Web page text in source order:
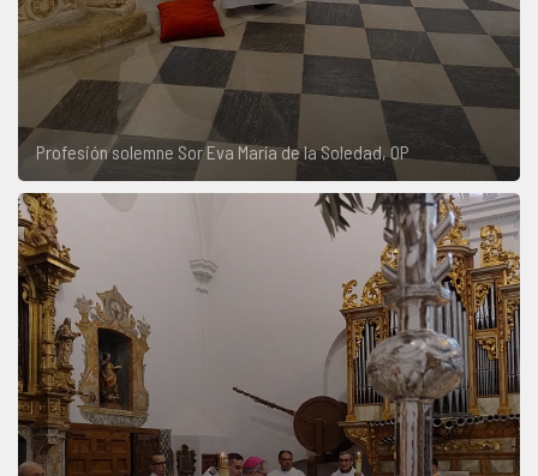
Profesión solemne Sor Eva María de la Soledad, OP